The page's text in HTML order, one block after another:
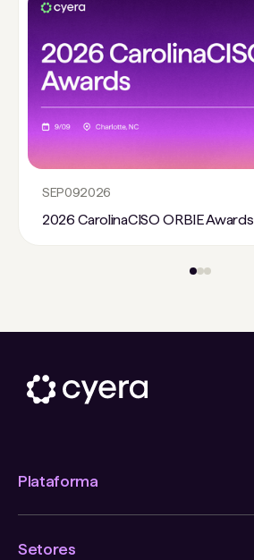
SEP092026
2026 CarolinaCISO ORBIE Awards
Plataforma
Setores